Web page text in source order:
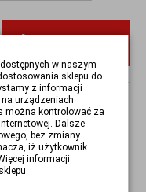
w naszym
sklepu do
z informacji
urządzeniach
można kontrolować za
Dalsze
bez zmiany
iż użytkownik
informacji
sklepu.